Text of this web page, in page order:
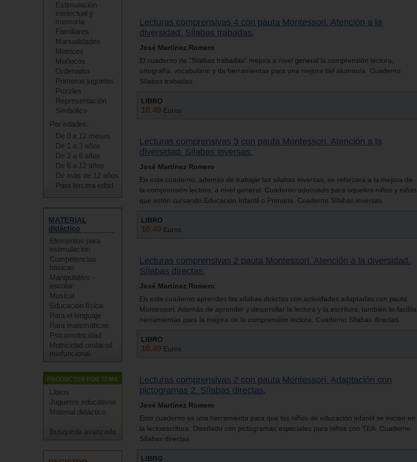
Estimulación
intelectual y
memoria
Familiares
Manualidades
Motrices
Muñecos
Ordenador
Primeros juguetes
Puzzles
Representación
Simbólico
Por edades:
De 0 a 12 meses
De 1 a 3 años
De 3 a 6 años
De 6 a 12 años
De más de 12 años
Para tercera edad
MATERIAL
didáctico
Elementos para
estimulación
Competencias
básicas
Manipulativo -
escolar
Musical
Educación física
Para el lenguaje
Para matemáticas
Psicomotricidad
Motricidad orofacial
miofuncional
Libros
Juguetes educativos
Material didáctico
Busqueda avanzada
Lecturas comprensivas 4 con pauta Montessori. Atención a la
diversidad. Sílabas trabadas.
José Martínez Romero
El cuaderno de "Sílabas trabadas" mejora a nivel general la comprensión lectora,
ortografía, vocabulario y da herramientas para una mejora del alumno/a. Cuaderno
Sílabas trabadas.
LIBRO
10.49 Euros
Lecturas comprensivas 3 con pauta Montessori. Atención a la
diversidad. Sílabas inversas.
José Martínez Romero
En este cuaderno, además de trabajar las sílabas inversas, se reforzará a la mejora de
la comprensión lectora, a nivel general. Cuaderno adecuado para aquellos niños y niñas
que estén cursando Educación Infantil o Primaria. Cuaderno Sílabas inversas.
LIBRO
10.49 Euros
Lecturas comprensivas 2 pauta Montessori. Atención a la diversidad.
Sílabas directas.
José Martínez Romero
En este cuaderno aprendes las sílabas directas con actividades adaptadas con pauta
Montessori. Además de aprender y desarrollar la lectura y la escritura, también te facilita
herramientas para la mejora de la comprensión lectora. Cuaderno Sílabas directas.
LIBRO
10.49 Euros
Lecturas comprensivas 2 con pauta Montessori. Adaptación con
pictogramas 2. Sílabas directas.
José Martínez Romero
Este cuaderno es una herramienta para que los niños de educación infantil se inicien en
la lectoescritura. Diseñado con pictogramas especiales para niños con TEA. Cuaderno
Sílabas directas.
LIBRO